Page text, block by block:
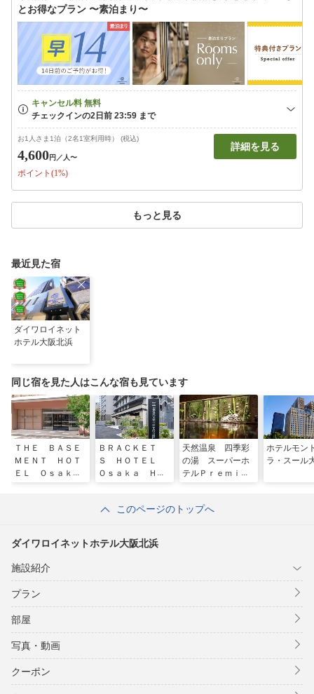
とお得なプラン 〜素泊まり〜
お1人さま1泊（2名1室利用時） (税込)
4,600円 ／人〜
ポイント(1%)
詳細を見る
もっと見る
最近見た宿
ダイワロイネット
ホテル大阪北浜
同じ宿を見た人はこんな宿も見ています
ＴＨＥ ＢＡＳＥ
ＭＥＮＴ ＨＯＴ
ＥＬ Ｏｓａｋ
ＢＲＡＣＫＥＴ
Ｓ ＨＯＴＥＬ
Ｏｓａｋａ Ｈｏ
天然温泉 四季彩
の湯 スーパーホ
テルＰｒｅｍｉｅ
ホテルモ
ラ・スール
このページのトップへ
ダイワロイネットホテル大阪北浜
施設紹介
プラン
部屋
写真・動画
クーポン